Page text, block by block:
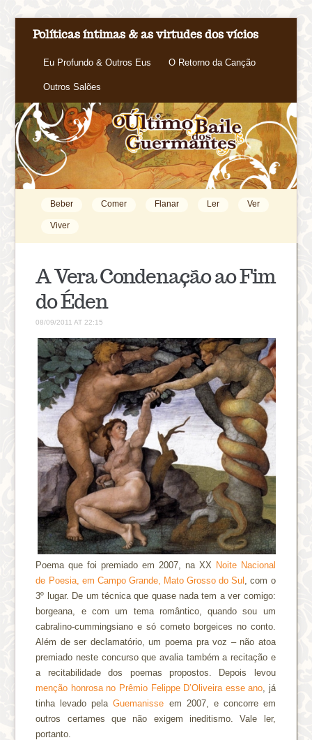
Políticas íntimas & as virtudes dos vícios
Eu Profundo & Outros Eus O Retorno da Canção
Outros Salões
Beber Comer Flanar Ler Ver
Viver
A Vera Condenação ao Fim
do Éden
08/09/2011 AT 22:15
Poema que foi premiado em 2007, na XX Noite Nacional
de Poesia, em Campo Grande, Mato Grosso do Sul
, com o
3º lugar. De um técnica que quase nada tem a ver comigo:
borgeana, e com um tema romântico, quando sou um
cabralino-cummingsiano e só cometo borgeices no conto.
Além de ser declamatório, um poema pra voz – não atoa
premiado neste concurso que avalia também a recitação e
a recitabilidade dos poemas propostos. Depois levou
menção honrosa no Prêmio Felippe D’Oliveira esse ano , já
tinha levado pelaGuemanisse em 2007, e concorre em
outros certames que não exigem ineditismo. Vale ler,
portanto.